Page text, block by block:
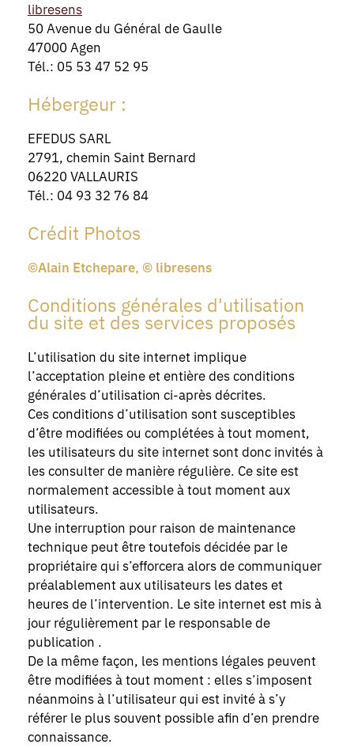
libresens
50 Avenue du Général de Gaulle
47000 Agen
Tél.: 05 53 47 52 95
Hébergeur :
EFEDUS SARL
2791, chemin Saint Bernard
06220 VALLAURIS
Tél.: 04 93 32 76 84
Crédit Photos
©Alain Etchepare, © libresens
Conditions générales d'utilisation
du site et des services proposés
L’utilisation du site internet implique
l’acceptation pleine et entière des conditions
générales d’utilisation ci-après décrites.
Ces conditions d’utilisation sont susceptibles
d’être modifiées ou complétées à tout moment,
les utilisateurs du site internet sont donc invités à
les consulter de manière régulière. Ce site est
normalement accessible à tout moment aux
utilisateurs.
Une interruption pour raison de maintenance
technique peut être toutefois décidée par le
propriétaire qui s’efforcera alors de communiquer
préalablement aux utilisateurs les dates et
heures de l’intervention. Le site internet est mis à
jour régulièrement par le responsable de
publication .
De la même façon, les mentions légales peuvent
être modifiées à tout moment : elles s’imposent
néanmoins à l’utilisateur qui est invité à s’y
référer le plus souvent possible afin d’en prendre
connaissance.